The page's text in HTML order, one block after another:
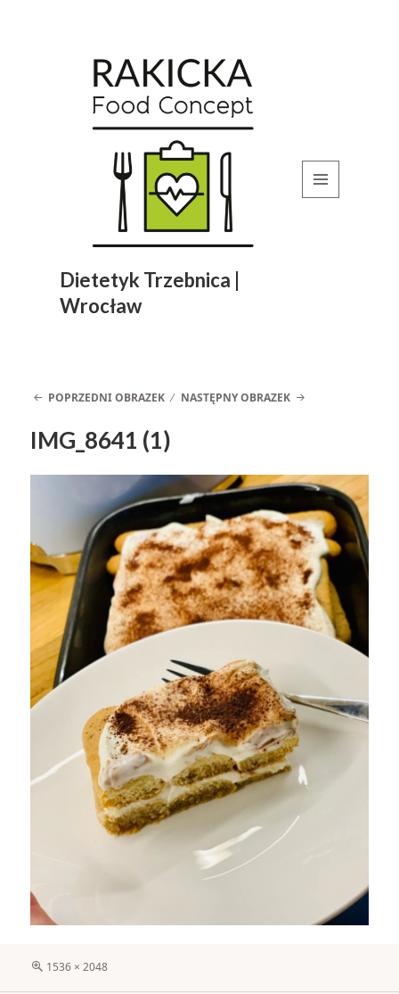
Dietetyk Trzebnica |
Wrocław
POPRZEDNI OBRAZEK NASTĘPNY OBRAZEK
IMG_8641 (1)
Pełny
1536 × 2048